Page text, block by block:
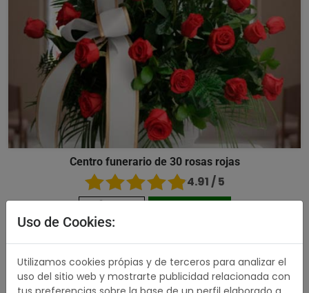
Centro funerario de 30 rosas rojas
4.91 / 5
176,00 € Comprar
489,00 €
Uso de Cookies:
Utilizamos cookies própias y de terceros para analizar el
uso del sitio web y mostrarte publicidad relacionada con